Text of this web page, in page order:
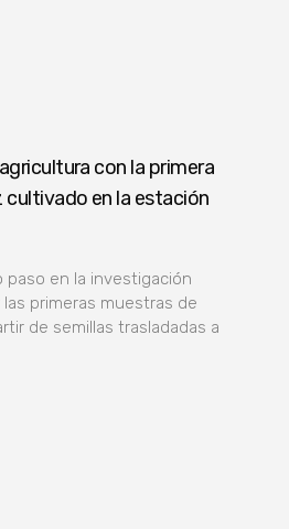
con la primera
cultivado en la estación
paso en la investigación
primeras muestras de
de semillas trasladadas a